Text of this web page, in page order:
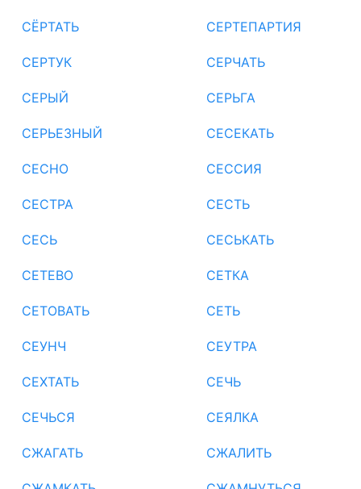
СЁРТАТЬ СЕРТЕПАРТИЯ
СЕРТУК СЕРЧАТЬ
СЕРЫЙ СЕРЬГА
СЕРЬЕЗНЫЙ СЕСЕКАТЬ
СЕСНО СЕССИЯ
СЕСТРА СЕСТЬ
СЕСЬ СЕСЬКАТЬ
СЕТЕВО СЕТКА
СЕТОВАТЬ СЕТЬ
СЕУНЧ СЕУТРА
СЕХТАТЬ СЕЧЬ
СЕЧЬСЯ СЕЯЛКА
СЖАГАТЬ СЖАЛИТЬ